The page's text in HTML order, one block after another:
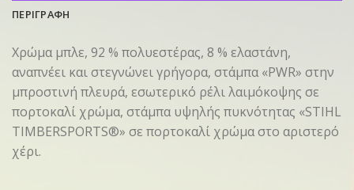
ΠΕΡΙΓΡΑΦΗ
Χρώμα μπλε, 92 % πολυεστέρας, 8 % ελαστάνη,
αναπνέει και στεγνώνει γρήγορα, στάμπα «PWR» στην
μπροστινή πλευρά, εσωτερικό ρέλι λαιμόκοψης σε
πορτοκαλί χρώμα, στάμπα υψηλής πυκνότητας «STIHL
TIMBERSPORTS®» σε πορτοκαλί χρώμα στο αριστερό
χέρι.